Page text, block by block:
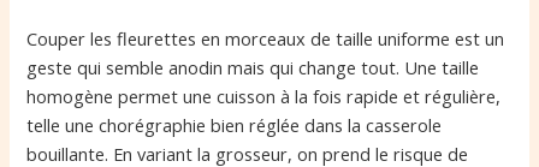
Couper les fleurettes en morceaux de taille uniforme est un
geste qui semble anodin mais qui change tout. Une taille
homogène permet une cuisson à la fois rapide et régulière,
telle une chorégraphie bien réglée dans la casserole
bouillante. En variant la grosseur, on prend le risque de